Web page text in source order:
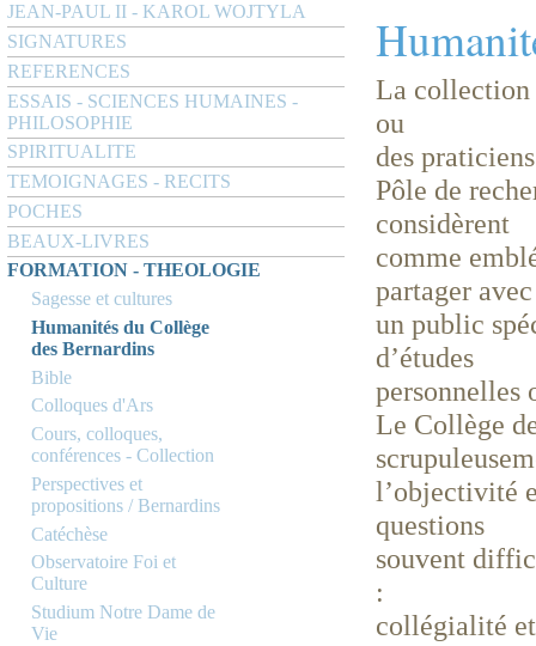
JEAN-PAUL II - KAROL WOJTYLA
SIGNATURES
REFERENCES
ESSAIS - SCIENCES HUMAINES -
PHILOSOPHIE
SPIRITUALITE
TEMOIGNAGES - RECITS
POCHES
BEAUX-LIVRES
FORMATION - THEOLOGIE
Sagesse et cultures
Humanités du Collège
des Bernardins
Bible
Colloques d'Ars
Cours, colloques,
conférences - Collection
Perspectives et
propositions / Bernardins
Catéchèse
Observatoire Foi et
Culture
Studium Notre Dame de
Vie
La collection
ou
des
Pôle de
considèrent
comme
partager
un public
d’études
personnelles
Le Collège
l’objectivité
questions
souvent
:
collégialité